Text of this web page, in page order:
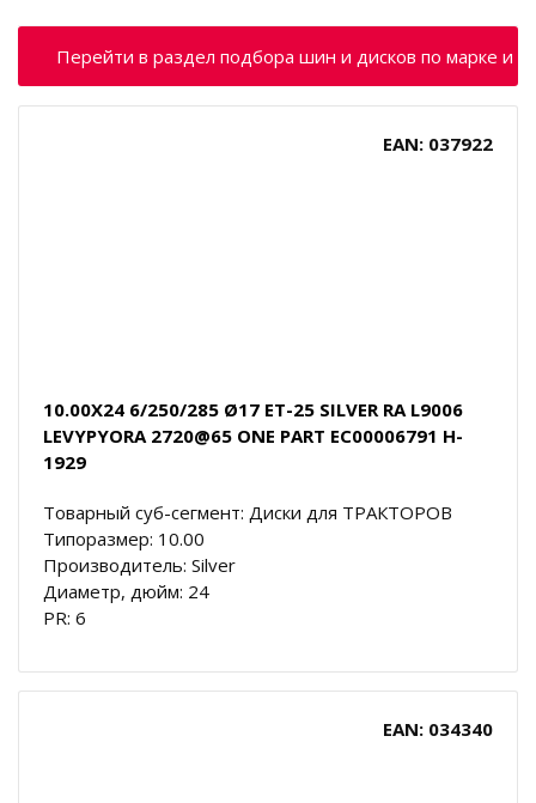
Перейти в раздел подбора шин и дисков по марке и
EAN: 037922
10.00X24 6/250/285 Ø17 ET-25 SILVER RA L9006
LEVYPYORA 2720@65 ONE PART EC00006791 H-
1929
Товарный суб-сегмент: Диски для ТРАКТОРОВ
Типоразмер: 10.00
Производитель: Silver
Диаметр, дюйм: 24
PR: 6
EAN: 034340